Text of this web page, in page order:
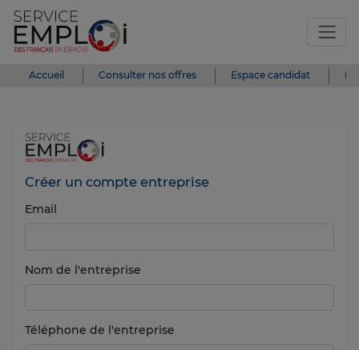
Accueil Consulter nos offres Espace candidat
Créer un compte entreprise
Email
Nom de l'entreprise
Téléphone de l'entreprise